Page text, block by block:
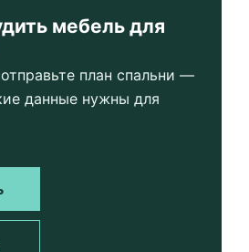
мебель для
план спальни —
данные нужны для